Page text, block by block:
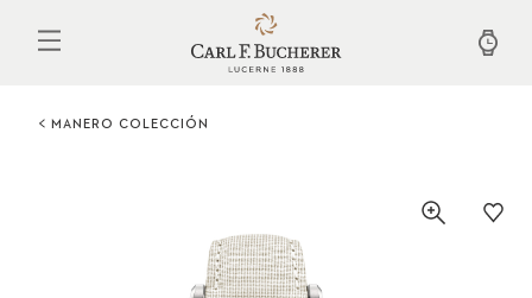
contenido
MANERO COLECCIÓN